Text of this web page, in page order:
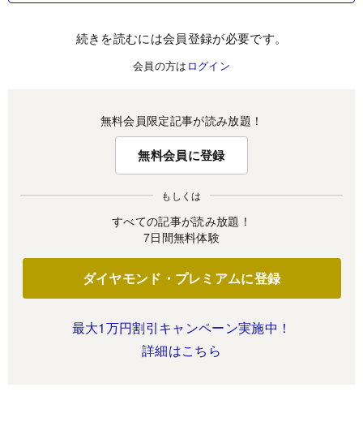
続きを読むには会員登録が必要です。
会員の方は ログイン
無料会員限定記事が読み放題！
無料会員に登録
もしくは
すべての記事が読み放題！
7日間無料体験
ダイヤモンド・プレミアムに登録
最大1万円割引キャンペーン実施中！
詳細はこちら